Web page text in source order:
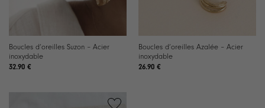
Boucles d’oreilles Suzon – Acier
inoxydable
32.90 €
Boucles d’oreilles Azalée – Acier
inoxydable
26.90 €